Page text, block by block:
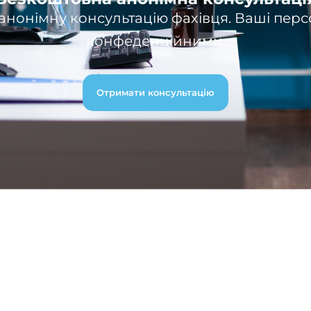
консультацію фахівця. Ваші
конфеденційними.
Отримати консультацію